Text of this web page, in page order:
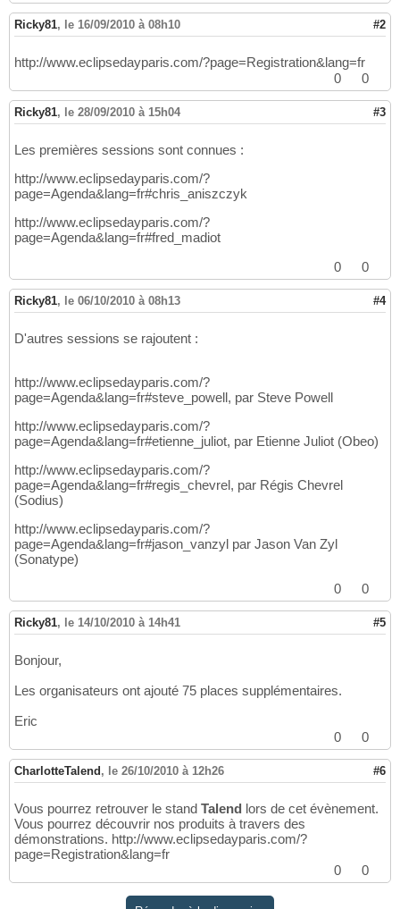
Ricky81, le 16/09/2010 à 08h10 #2
http://www.eclipsedayparis.com/?page=Registration&lang=fr
0
0
Ricky81, le 28/09/2010 à 15h04 #3
Les premières sessions sont connues :
http://www.eclipsedayparis.com/?
page=Agenda&lang=fr#chris_aniszczyk
http://www.eclipsedayparis.com/?
page=Agenda&lang=fr#fred_madiot
0
0
Ricky81, le 06/10/2010 à 08h13 #4
D'autres sessions se rajoutent :
http://www.eclipsedayparis.com/?
page=Agenda&lang=fr#steve_powell, par Steve Powell
http://www.eclipsedayparis.com/?
page=Agenda&lang=fr#etienne_juliot, par Etienne Juliot (Obeo)
http://www.eclipsedayparis.com/?
page=Agenda&lang=fr#regis_chevrel, par Régis Chevrel
(Sodius)
http://www.eclipsedayparis.com/?
page=Agenda&lang=fr#jason_vanzyl par Jason Van Zyl
(Sonatype)
0
0
Ricky81, le 14/10/2010 à 14h41 #5
Bonjour,
Les organisateurs ont ajouté 75 places supplémentaires.
Eric
0
0
CharlotteTalend , le 26/10/2010 à 12h26 #6
Vous pourrez retrouver le stand Talend lors de cet évènement.
Vous pourrez découvrir nos produits à travers des
démonstrations. http://www.eclipsedayparis.com/?
page=Registration&lang=fr
0
0